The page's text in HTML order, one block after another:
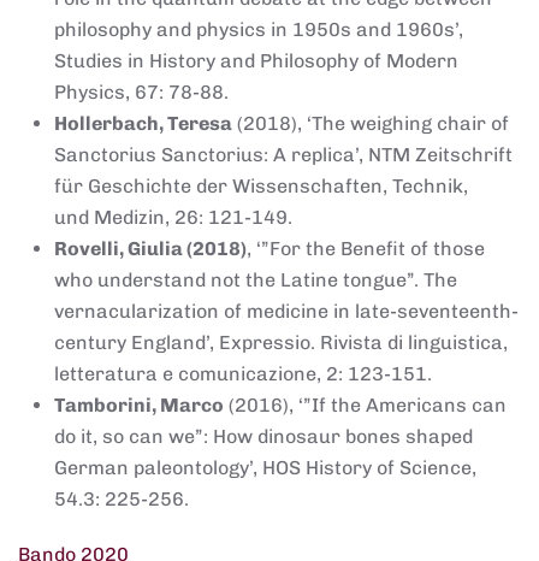
philosophy and physics in 1950s and 1960s’,
Studies in History and Philosophy of Modern
Physics, 67: 78-88.
Hollerbach, Teresa (2018), ‘The weighing chair of
Sanctorius Sanctorius: A replica’, NTM Zeitschrift
für Geschichte der Wissenschaften, Technik,
und Medizin, 26: 121-149.
Rovelli, Giulia (2018), ‘”For the Benefit of those
who understand not the Latine tongue”. The
vernacularization of medicine in late-seventeenth-
century England’, Expressio. Rivista di linguistica,
letteratura e comunicazione, 2: 123-151.
Tamborini, Marco (2016), ‘”If the Americans can
do it, so can we”: How dinosaur bones shaped
German paleontology’, HOS History of Science,
54.3: 225-256.
Bando 2020